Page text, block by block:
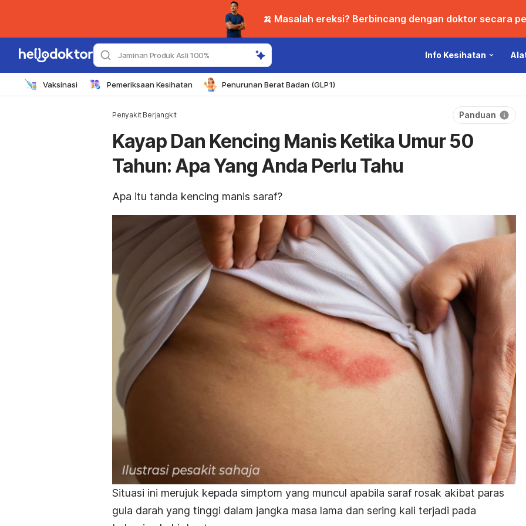
🍌 Masalah ereksi? Berbincang dengan doktor secara
Jaminan Produk Asli 100% Info Kesihatan
Vaksinasi Pemeriksaan Kesihatan Penurunan Berat Badan (GLP1)
Penyakit Berjangkit Panduan
Kayap Dan Kencing Manis Ketika Umur 50
Tahun: Apa Yang Anda Perlu Tahu
Apa itu tanda kencing manis saraf?
Situasi ini merujuk kepada simptom yang muncul apabila saraf rosak akibat paras
gula darah yang tinggi dalam jangka masa lama dan sering kali terjadi pada